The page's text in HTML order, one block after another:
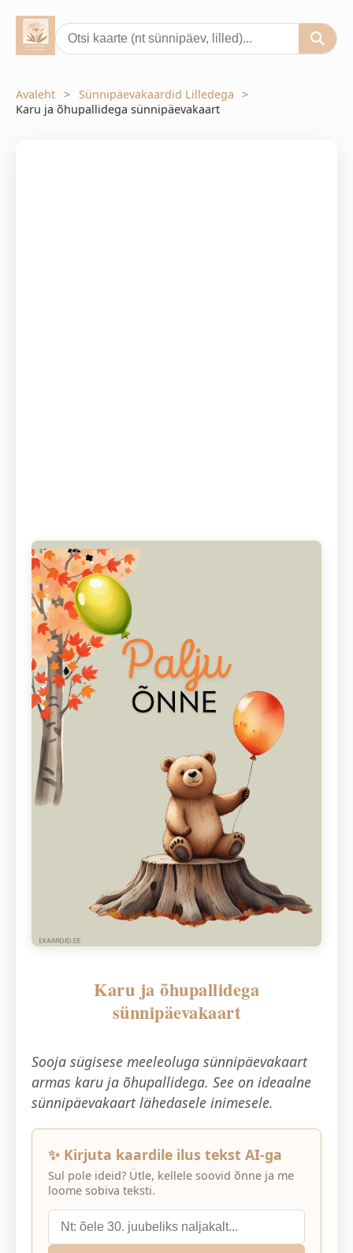
Avaleht
Sünnipäevakaardid Lilledega
Karu ja õhupallidega sünnipäevakaart
Karu ja õhupallidega
sünnipäevakaart
Sooja sügisese meeleoluga sünnipäevakaart
armas karu ja õhupallidega. See on ideaalne
sünnipäevakaart lähedasele inimesele.
✨ Kirjuta kaardile ilus tekst AI-ga
Sul pole ideid? Ütle, kellele soovid õnne ja me
loome sobiva teksti.